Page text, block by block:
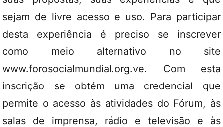
sejam de livre acesso e uso. Para participar
desta experiência é preciso se inscrever
como meio alternativo no site
www.forosocialmundial.org.ve. Com esta
inscrição se obtém uma credencial que
permite o acesso às atividades do Fórum, às
salas de imprensa, rádio e televisão e às